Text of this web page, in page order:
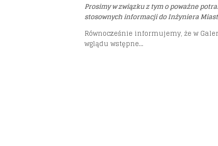
Prosimy w związku z tym o poważne
stosownych informacji do Inżyniera
Równocześnie informujemy, że w
wglądu wstępne...